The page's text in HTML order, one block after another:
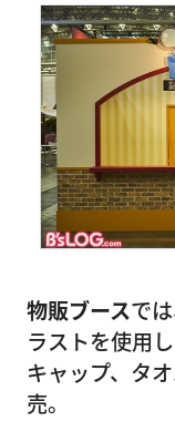
物販ブースで
ラストを使用
キャップ、タ
売。